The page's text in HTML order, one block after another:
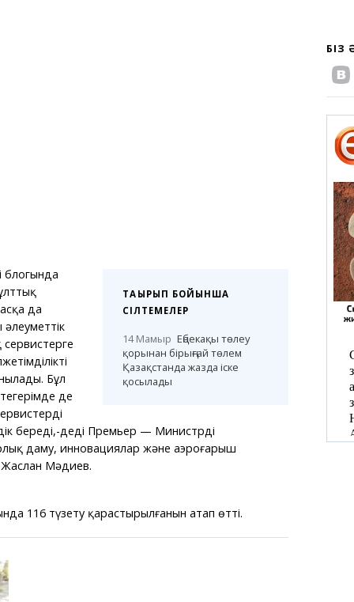
ТАҚЫРЫП БОЙЫНША
СІЛТЕМЕЛЕР
14 Мамыр Еңбекақы төлеу
қорынан бірыңғай төлем
Қазақстанда жазда іске
қосылады
блогында
да
Бұл
де
береді,-деді Премьер — Министрдің
даму, инновациялар және аэроғарыш
Жаслан Мәдиев.
116 түзету қарастырылғанын атап өтті.
БІЗ